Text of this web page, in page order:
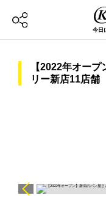
今日
【2022年オー
リー新店11店